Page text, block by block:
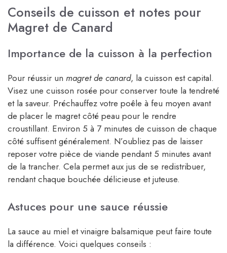
Conseils de cuisson et notes pour
Magret de Canard
Importance de la cuisson à la perfection
Pour réussir un magret de canard, la cuisson est capital.
Visez une cuisson rosée pour conserver toute la tendreté
et la saveur. Préchauffez votre poêle à feu moyen avant
de placer le magret côté peau pour le rendre
croustillant. Environ 5 à 7 minutes de cuisson de chaque
côté suffisent généralement. N’oubliez pas de laisser
reposer votre pièce de viande pendant 5 minutes avant
de la trancher. Cela permet aux jus de se redistribuer,
rendant chaque bouchée délicieuse et juteuse.
Astuces pour une sauce réussie
La sauce au miel et vinaigre balsamique peut faire toute
la différence. Voici quelques conseils :